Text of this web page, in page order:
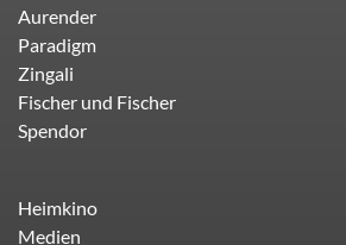
Aurender
Paradigm
Zingali
Fischer und Fischer
Spendor
Heimkino
Medien